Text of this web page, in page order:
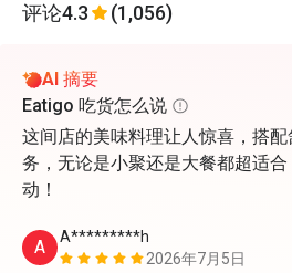
评论4.3 (1,056)
AI 摘要
Eatigo 吃货怎么说
这间店的美味料理让人惊喜，搭
务，无论是小聚还是大餐都超适
动！
A
A*********h
2026年7月5日